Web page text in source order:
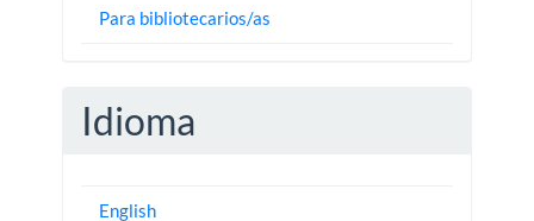
Para bibliotecarios/as
Idioma
English